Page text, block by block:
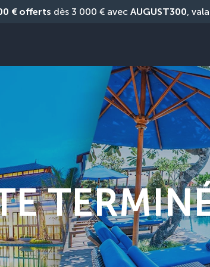
€ offerts dès 3 000 € avec AUGUST300,